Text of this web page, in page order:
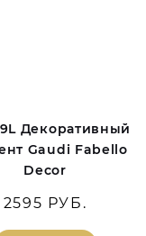
Декоративный
Gaudi Fabello
Decor
2595 РУБ.